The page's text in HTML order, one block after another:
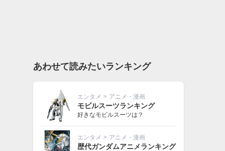
あわせて読みたいランキング
エンタメ > アニメ・漫画
モビルスーツランキング
好きなモビルスーツは？
エンタメ > アニメ・漫画
歴代ガンダムアニメランキング